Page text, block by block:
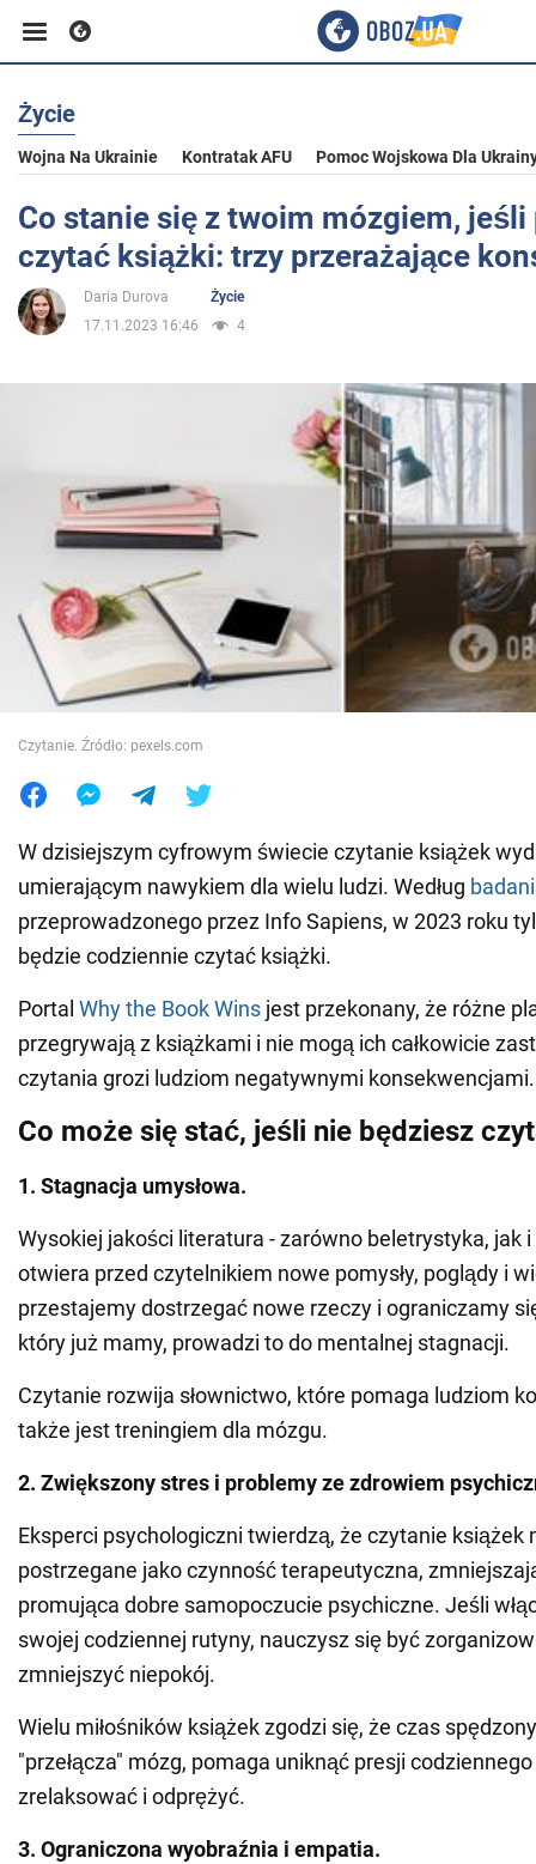
Biznes
Sport
Rozrywka
Społeczeństwo
Wojna na Ukrainie
Świat
Jedzenie
Życie
Wojna Na Ukrainie Kontratak AFU Pomoc Wojskowa Dla
Co stanie się z twoim mózgiem,
czytać książki: trzy przerażające
Daria Durova
Życie
17.11.2023 16:46
4
Czytanie. Źródło: pexels.com
W dzisiejszym cyfrowym świecie czytanie książek
umierającym nawykiem dla wielu ludzi. Według
przeprowadzonego przez Info Sapiens, w 2023 roku
będzie codziennie czytać książki.
Portal Why the Book Wins jest przekonany, że różne
przegrywają z książkami i nie mogą ich całkowicie
czytania grozi ludziom negatywnymi konsekwencjami.
Co może się stać, jeśli nie będziesz
1. Stagnacja umysłowa.
Wysokiej jakości literatura - zarówno beletrystyka, jak
otwiera przed czytelnikiem nowe pomysły, poglądy i
przestajemy dostrzegać nowe rzeczy i ograniczamy
który już mamy, prowadzi to do mentalnej stagnacji.
Czytanie rozwija słownictwo, które pomaga ludziom
także jest treningiem dla mózgu.
2. Zwiększony stres i problemy ze zdrowiem
Eksperci psychologiczni twierdzą, że czytanie książek
postrzegane jako czynność terapeutyczna,
promująca dobre samopoczucie psychiczne. Jeśli
swojej codziennej rutyny, nauczysz się być
zmniejszyć niepokój.
Wielu miłośników książek zgodzi się, że czas
"przełącza" mózg, pomaga uniknąć presji
zrelaksować i odprężyć.
3. Ograniczona wyobraźnia i empatia.